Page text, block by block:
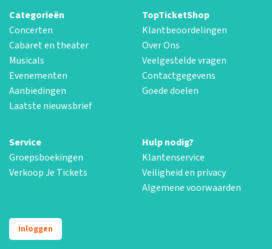
Categorieën
Concerten
Cabaret en theater
Musicals
Evenementen
Aanbiedingen
Laatste nieuwsbrief
TopTicketShop
Klantbeoordelingen
Over Ons
Veelgestelde vragen
Contactgegevens
Goede doelen
Service
Groepsboekingen
Verkoop Je Tickets
Hulp nodig?
Klantenservice
Veiligheid en privacy
Algemene voorwaarden
Inloggen